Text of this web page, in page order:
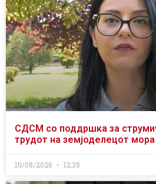
СДСМ со поддршка за
трудот на земјоделецот
10/08/2026 12:35